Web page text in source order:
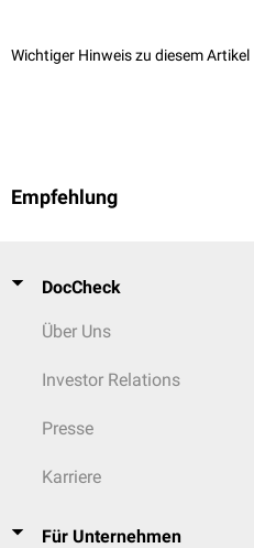
Wichtiger Hinweis zu diesem Artikel
Empfehlung
DocCheck
Über Uns
Investor Relations
Presse
Karriere
Für Unternehmen